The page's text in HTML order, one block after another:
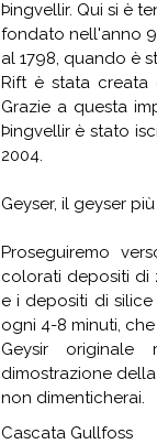
Þingvellir. Qui si è
fondato nell'anno
al 1798, quando è
Rift è stata creata
Grazie a questa
Þingvellir è stato
2004.
Geyser, il geyser
Proseguiremo
colorati depositi di
e i depositi di
ogni 4-8 minuti,
Geysir originale
dimostrazione
non dimenticherai.
Cascata Gullfoss